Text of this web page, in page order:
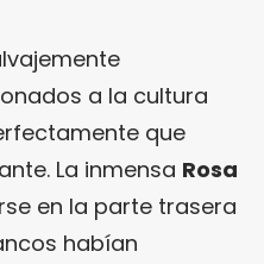
a la cultura
que
La inmensa Rosa
en la parte trasera
habían